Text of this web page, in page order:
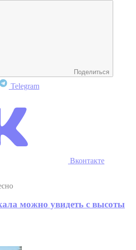
Поделиться
Telegram
Вконтакте
можно увидеть с высоты